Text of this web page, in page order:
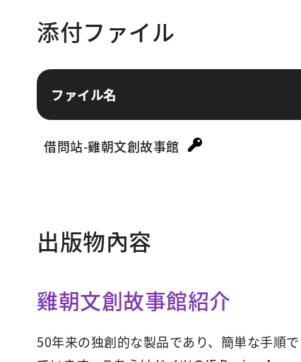
添付ファイル
ファイル名
借問站-雞朝文創故事館
出版物內容
雞朝文創故事館紹介
50年来の独創的な製品であり、簡単な手順